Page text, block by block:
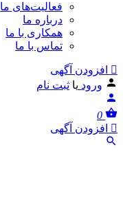
فعالیت‌های ما
درباره ما
همکاری با ما
تماس با ما
افزودن آگهی
ورود یا ثبت نام
0
افزودن آگهی